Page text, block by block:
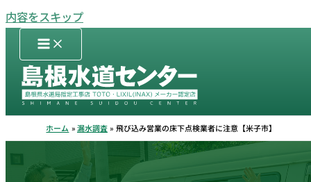
内容をスキップ
ホーム 漏水調査 飛び込み営業の床下点検業者に注意【米子市】